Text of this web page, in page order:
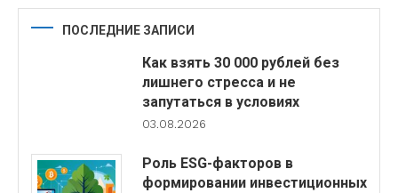
ПОСЛЕДНИЕ ЗАПИСИ
Как взять 30 000 рублей без
лишнего стресса и не
запутаться в условиях
03.08.2026
Роль ESG-факторов в
формировании инвестиционных